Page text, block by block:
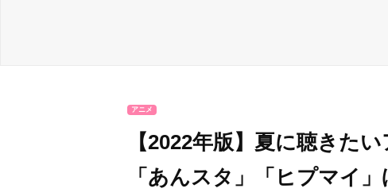
アニメ
【2022年版】夏に聴きた
「あんスタ」「ヒプマイ